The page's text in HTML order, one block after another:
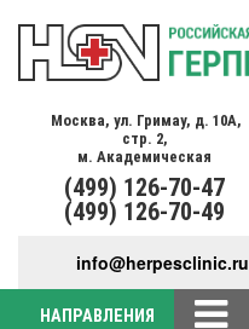
Москва, ул. Гримау, д. 10А,
стр. 2,
м. Академическая
(499) 126-70-47
(499) 126-70-49
info@herpesclinic.ru
НАПРАВЛЕНИЯ